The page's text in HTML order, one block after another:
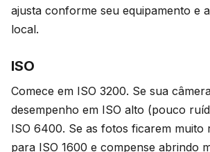
ajusta conforme seu equipamento e
local.
ISO
Comece em ISO 3200. Se sua
desempenho em ISO alto (pouco
ISO 6400. Se as fotos ficarem muito
para ISO 1600 e compense abrindo